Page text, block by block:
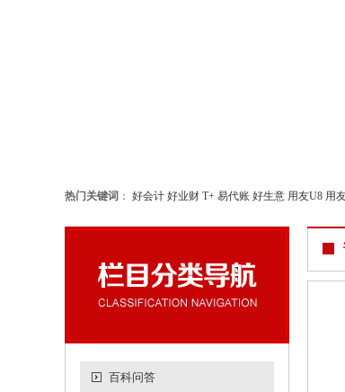
热门关键词 ： 好会计 好业财 T+ 易代账 好生意 用友U8 用
百科问答